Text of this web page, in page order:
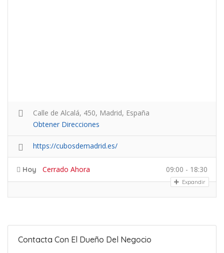
Calle de Alcalá, 450, Madrid, España
Obtener Direcciones
https://cubosdemadrid.es/
Hoy Cerrado Ahora 09:00 - 18:30
Expandir
Contacta Con El Dueño Del Negocio